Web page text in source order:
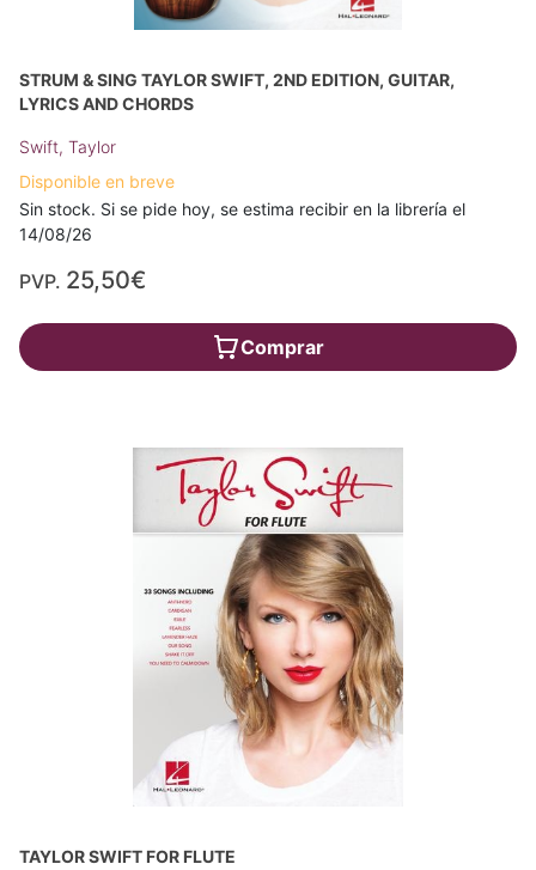
STRUM & SING TAYLOR SWIFT, 2ND EDITION, GUITAR,
LYRICS AND CHORDS
Swift, Taylor
Disponible en breve
Sin stock. Si se pide hoy, se estima recibir en la librería el
14/08/26
PVP. 25,50€
Comprar
TAYLOR SWIFT FOR FLUTE